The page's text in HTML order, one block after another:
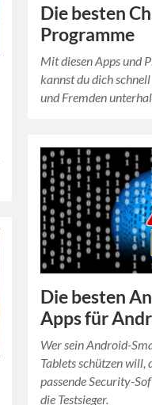
Die besten
Programme
Mit diesen Apps und
kannst du dich
und Fremden
Die besten
Apps für
Wer sein Android-
Tablets schützen will,
passende Security-
die Testsieger.